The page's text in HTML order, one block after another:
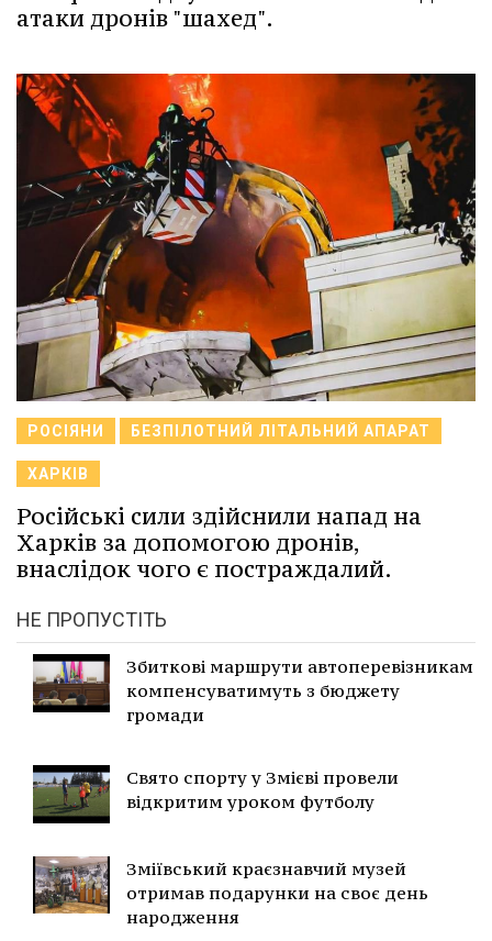
атаки дронів "шахед".
РОСІЯНИ БЕЗПІЛОТНИЙ ЛІТАЛЬНИЙ АПАРАТ
ХАРКІВ
Російські сили здійснили напад на
Харків за допомогою дронів,
внаслідок чого є постраждалий.
НЕ ПРОПУСТІТЬ
Збиткові маршрути автоперевізникам
компенсуватимуть з бюджету
громади
Свято спорту у Змієві провели
відкритим уроком футболу
Зміївський краєзнавчий музей
отримав подарунки на своє день
народження